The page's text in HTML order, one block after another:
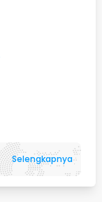
Selengkapnya